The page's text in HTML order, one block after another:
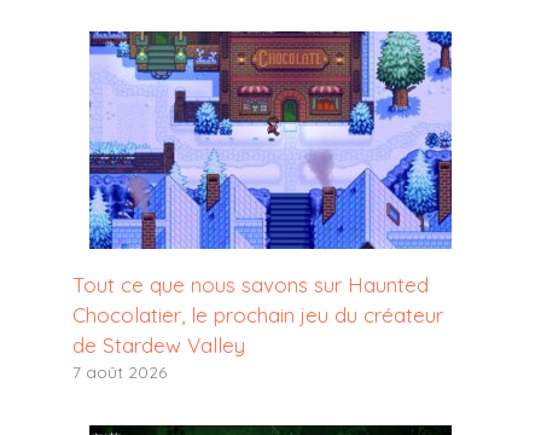
Tout ce que nous savons sur Haunted
Chocolatier, le prochain jeu du créateur
de Stardew Valley
7 août 2026